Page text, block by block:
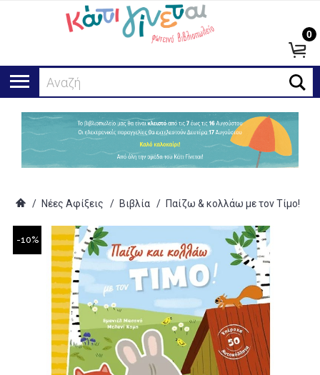
Αναζήτηση
0
/ Νέες Αφίξεις / Βιβλία / Παίζω & κολλάω με τον Τίμο!
-10%